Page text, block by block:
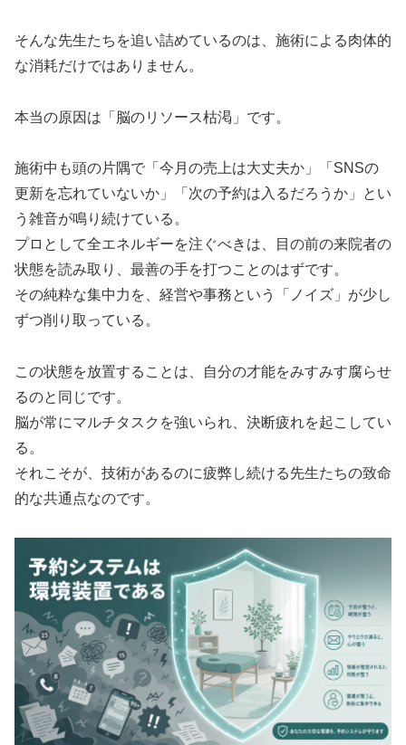
そんな先生たちを追い詰めているのは、施術による肉体的
な消耗だけではありません。
本当の原因は「脳のリソース枯渇」です。
施術中も頭の片隅で「今月の売上は大丈夫か」「SNSの
更新を忘れていないか」「次の予約は入るだろうか」とい
う雑音が鳴り続けている。
プロとして全エネルギーを注ぐべきは、目の前の来院者の
状態を読み取り、最善の手を打つことのはずです。
その純粋な集中力を、経営や事務という「ノイズ」が少し
ずつ削り取っている。
この状態を放置することは、自分の才能をみすみす腐らせ
るのと同じです。
脳が常にマルチタスクを強いられ、決断疲れを起こしてい
る。
それこそが、技術があるのに疲弊し続ける先生たちの致命
的な共通点なのです。